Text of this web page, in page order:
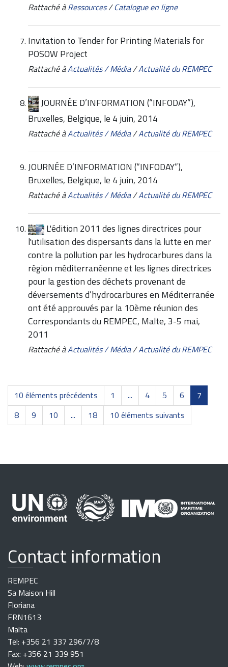
Rattaché à Ressources/Catalogue en ligne
Invitation to Tender for Printing Materials for
POSOW Project
Rattaché àActualités / Média/Actualité du REMPEC
JOURNÉE D’INFORMATION (“INFODAY”),
Bruxelles, Belgique, le 4 juin, 2014
Rattaché àActualités / Média/Actualité du REMPEC
JOURNÉE D’INFORMATION (“INFODAY”),
Bruxelles, Belgique, le 4 juin, 2014
Rattaché àActualités / Média/Actualité du REMPEC
L'édition 2011 des lignes directrices pour
l'utilisation des dispersants dans la lutte en mer
contre la pollution par les hydrocarbures dans la
région méditerranéenne et les lignes directrices
pour la gestion des déchets provenant de
déversements d’hydrocarbures en Méditerranée
ont été approuvés par la 10ème réunion des
Correspondants du REMPEC, Malte, 3-5 mai,
2011
Rattaché àActualités / Média/Actualité du REMPEC
10 éléments précédents 1 ... 4 5 6
7
8
9 10 ... 18 10 éléments suivants
Contact information
REMPEC
Sa Maison Hill
Floriana
FRN1613
Malta
Tel: +356 21 337 296/7/8
Fax: +356 21 339 951